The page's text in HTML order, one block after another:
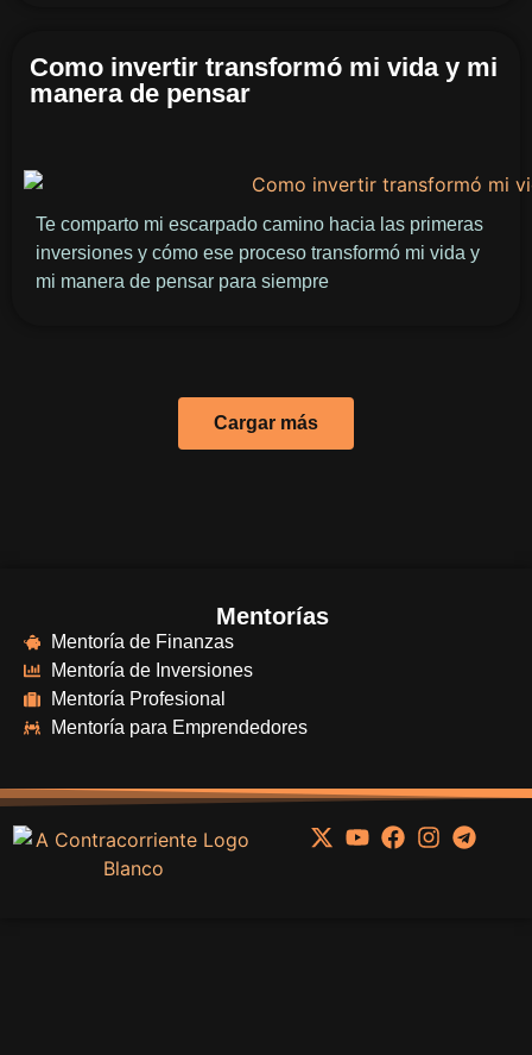
Como invertir transformó mi vida y mi
manera de pensar
Te comparto mi escarpado camino hacia las primeras
inversiones y cómo ese proceso transformó mi vida y
mi manera de pensar para siempre
Cargar más
Mentorías
Mentoría de Finanzas
Mentoría de Inversiones
Mentoría Profesional
Mentoría para Emprendedores